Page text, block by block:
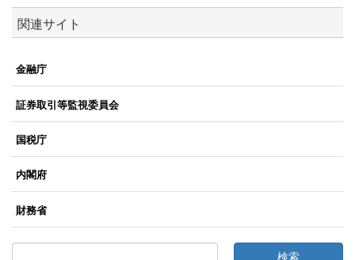
関連サイト
金融庁
証券取引等監視委員会
国税庁
内閣府
財務省